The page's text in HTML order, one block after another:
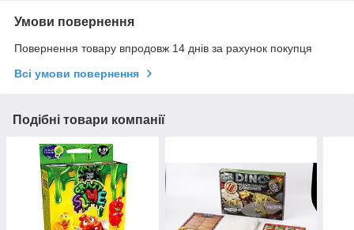
Умови повернення
Повернення товару впродовж 14 днів за рахунок покупця
Всі умови повернення
Подібні товари компанії